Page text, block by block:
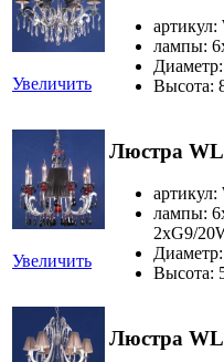
Увеличить
лампы:
Высота:
Увеличить
Люстра
лампы:
2xG9/
Высота:
Люстра